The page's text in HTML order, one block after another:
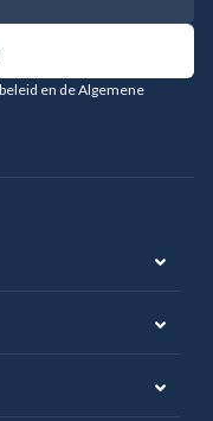
en de Algemene